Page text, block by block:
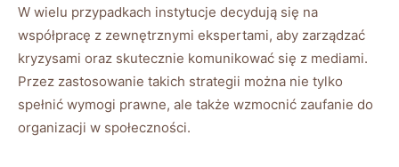
W⁢ wielu ⁤przypadkach ⁤instytucje decydują⁣ się ⁣na
⁣współpracę z ‍zewnętrznymi ekspertami, aby zarządzać
kryzysami oraz skutecznie komunikować się z mediami.
Przez zastosowanie‍ takich strategii można ⁤nie tylko
spełnić wymogi prawne, ale także wzmocnić zaufanie ‍do
⁢organizacji w społeczności.